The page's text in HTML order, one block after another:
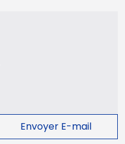
Envoyer E-mail